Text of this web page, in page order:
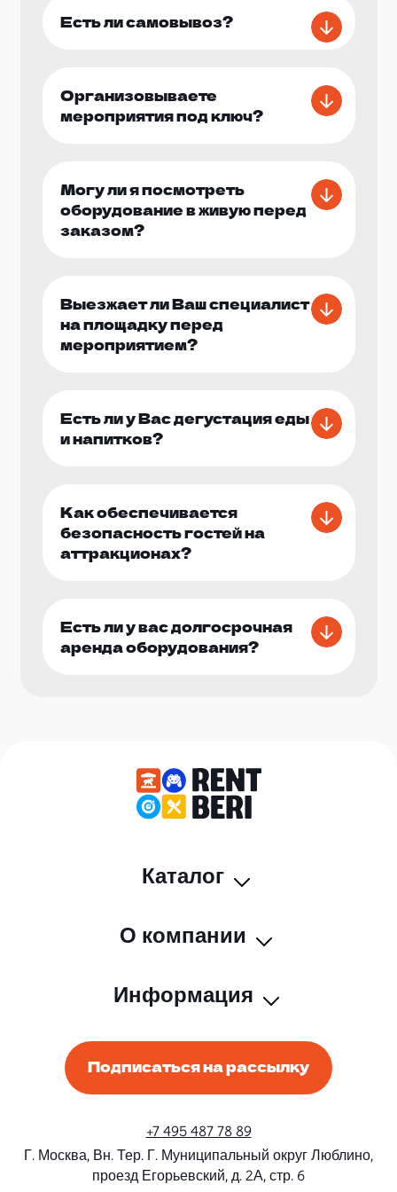
мероприятии, включая доставку оборудования,
установку и демонтаж. Мы предоставляем
гибкие пакеты услуг, чтобы соответствовать
Не упустите возможность добавить
уникальное и захватывающее развлечение на
ваше мероприятие с нашим мобильным
планирование вашего идеального события.
Есть ли самовывоз?
Организовываете
мероприятия под ключ?
Могу ли я посмотреть
оборудование в живую перед
заказом?
Выезжает ли Ваш специалист
на площадку перед
мероприятием?
Есть ли у Вас дегустация еды
и напитков?
Как обеспечивается
безопасность гостей на
аттракционах?
Есть ли у вас долгосрочная
аренда оборудования?
Каталог
О компании
Информация
Подписаться на рассылку
+7 495 487 78 89
Г. Москва, Вн. Тер. Г. Муниципальный округ Люблино,
проезд Егорьевский, д. 2А, стр. 6